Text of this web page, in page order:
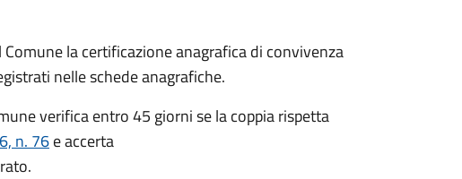
la certificazione anagrafica di convivenza
nelle schede anagrafiche.
verifica entro 45 giorni se la coppia rispetta
n. 76e accerta